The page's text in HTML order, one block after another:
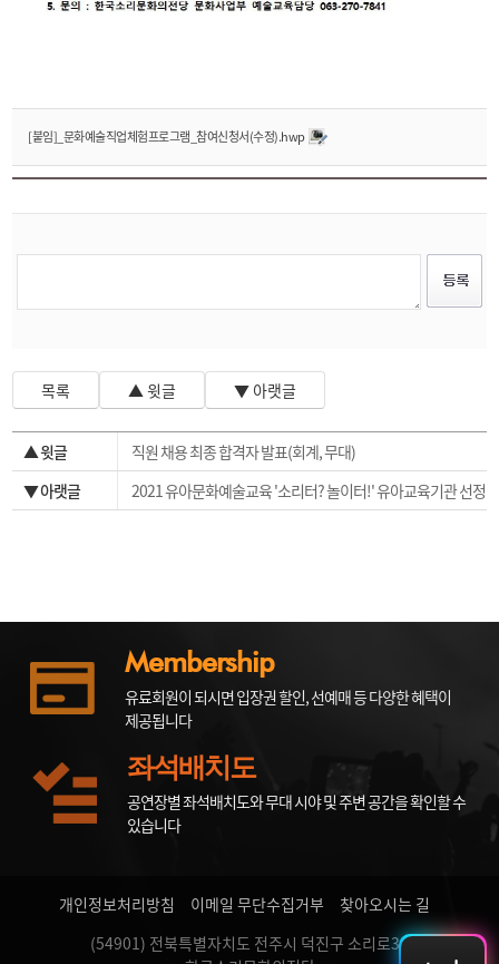
[붙임]_문화예술직업체험프로그램_참여신청서(수정).hwp
목록 ▲ 윗글 ▼ 아랫글
▲ 윗글
직원 채용 최종 합격자 발표(회계, 무대)
▼ 아랫글
2021 유아문화예술교육 '소리터? 놀이터!' 유아교육기관 선정
Membership
유료회원이 되시면 입장권 할인, 선예매 등 다양한 혜택이
제공됩니다
좌석배치도
공연장별 좌석배치도와 무대 시야 및 주변 공간을 확인할 수
있습니다
개인정보처리방침 이메일 무단수집거부
찾아오시는 길
(54901) 전북특별자치도 전주시 덕진구 소리로31